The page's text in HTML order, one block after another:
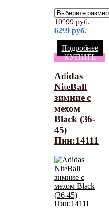
10999 руб.
6299 руб.
Подробнее
КУПИТЬ
Adidas
NiteBall
зимние с
мехом
Black (36-
45)
Пин:14111